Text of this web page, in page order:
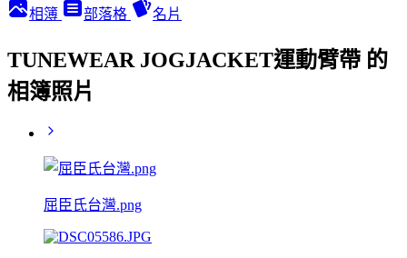
相簿 部落格 名片
TUNEWEAR JOGJACKET運動臂帶 的
相簿照片
屈臣氏台灣.png